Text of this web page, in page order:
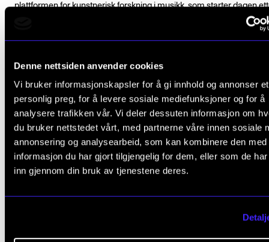
Denne nettsiden anvender cookies
Vi bruker informasjonskapsler for å gi innhold og annonser et
personlig preg, for å levere sosiale mediefunksjoner og for å
analysere trafikken vår. Vi deler dessuten informasjon om
du bruker nettstedet vårt, med partnerne våre innen sosiale
annonsering og analysearbeid, som kan kombinere den med
informasjon du har gjort tilgjengelig for dem, eller som de
inn gjennom din bruk av tjenestene deres.
plattformen for kunstnerisk forskning i musikk, som starter dagen
Besøk arrangementet for EPARM 2026.
Program
Onsdag 8. april
Torsdag 9. april